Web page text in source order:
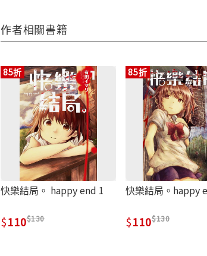
作者相關書籍
85折
快樂結局。 happy end 1
110 130
85折
快樂結局。happy
110 130